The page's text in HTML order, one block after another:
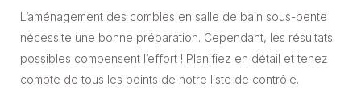
L’aménagement des combles en salle de bain sous-pente
nécessite une bonne préparation. Cependant, les résultats
possibles compensent l’effort ! Planifiez en détail et tenez
compte de tous les points de notre liste de contrôle.